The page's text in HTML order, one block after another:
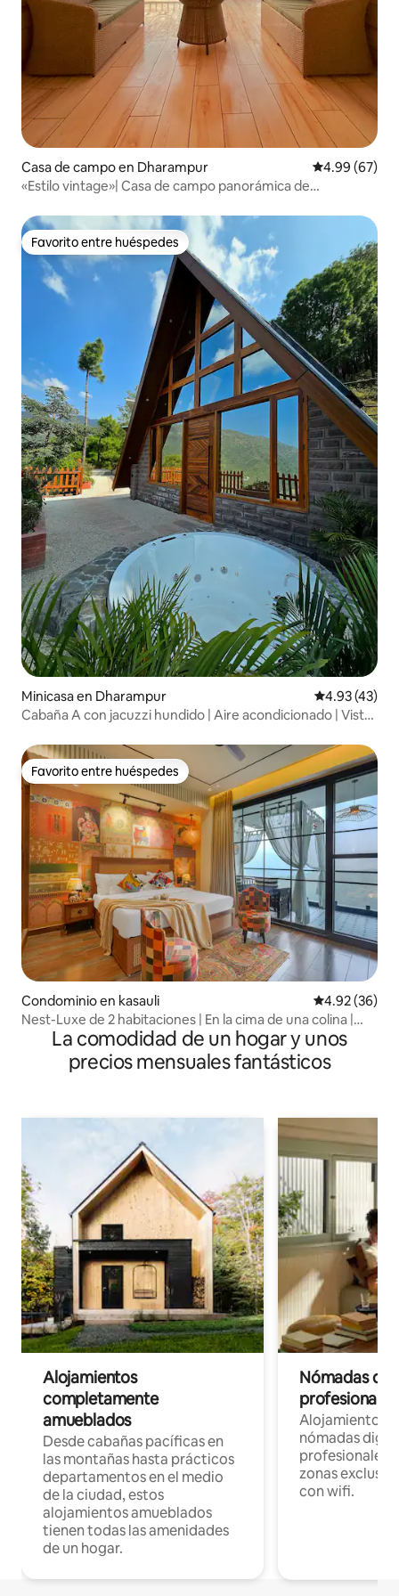
Casa de campo en Dharampur Calificación
4.99 (67)
«Estilo vintage»| Casa de campo panorámica de
Favorito entre huéspedes
Favorito entre huéspedes
Minicasa en Dharampur Calificación
4.93 (43)
Cabaña A con jacuzzi hundido | Aire acondicionado | Vista
Favorito entre huéspedes
Favorito entre huéspedes
Condominio en kasauli Calificación
4.92 (36)
Nest-Luxe de 2 habitaciones | En la cima de una colina |
Cafetería | Elevador, estacionamiento
La comodidad de un hogar y unos
precios mensuales fantásticos
Alojamientos
completamente
amueblados
Desde cabañas pacíficas en
las montañas hasta prácticos
departamentos en el medio
de la ciudad, estos
alojamientos amueblados
tienen todas las amenidades
de un hogar.
Nómadas
Alojamientos
nómadas
profesionales
zonas
con wifi.